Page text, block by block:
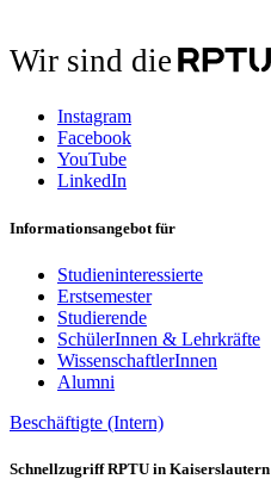
Wir sind die
Instagram
Facebook
YouTube
LinkedIn
Informationsangebot für
Studieninteressierte
Erstsemester
Studierende
SchülerInnen & Lehrkräfte
WissenschaftlerInnen
Alumni
Beschäftigte (Intern)
Schnellzugriff RPTU in Kaiserslautern